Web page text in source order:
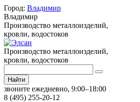
Город: Владимир
Владимир
Производство металлоизделий,
кровли, водостоков
Производство металлоизделий,
кровли, водостоков
Найти
звоните ежедневно, 9:00–18:00
8 (495) 255-20-12